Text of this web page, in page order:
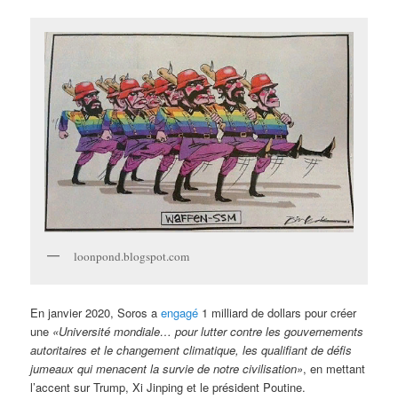
loonpond.blogspot.com
En janvier 2020, Soros aengagé 1 milliard de dollars pour créer
une «Université mondiale… pour lutter contre les gouvernements
autoritaires et le changement climatique, les qualifiant de défis
jumeaux qui menacent la survie de notre civilisation», en mettant
l’accent sur Trump, Xi Jinping et le président Poutine.